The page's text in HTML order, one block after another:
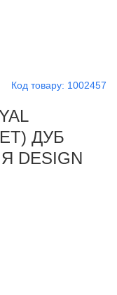
Код товару: 1002457
ДУБ
DESIGN